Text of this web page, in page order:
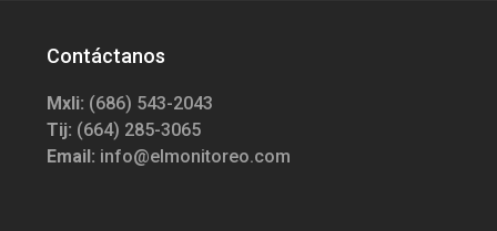
Contáctanos
Mxli: (686) 543-2043
Tij: (664) 285-3065
Email: info@elmonitoreo.com